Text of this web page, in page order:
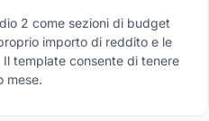
2 come sezioni di budget
importo di reddito e le
template consente di tenere
mese.